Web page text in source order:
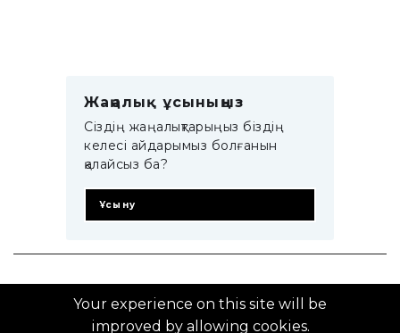
Жаңалық ұсыныңыз
Сіздің жаңалықтарыңыз біздің
келесі айдарымыз болғанын
қалайсыз ба?
Ұсыну
© 2014–2025 ZTB.KZ
Your experience on this site will be
improved by allowing cookies.